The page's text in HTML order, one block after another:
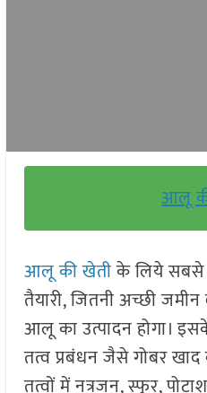
आलू
आलू की खेतीके लिये
तैयारी, जितनी अच्छी
आलू का उत्पादन होगा।
तत्व प्रबंधन जैसे गोबर